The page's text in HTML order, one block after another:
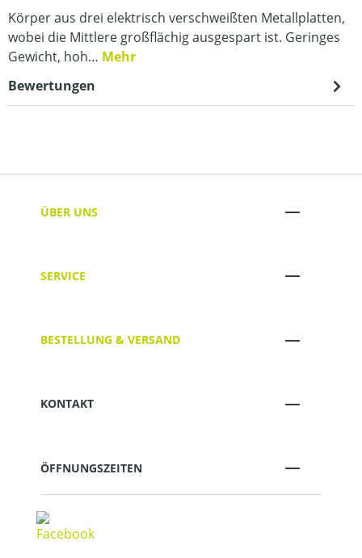
Körper aus drei elektrisch verschweißten Metallplatten,
wobei die Mittlere großflächig ausgespart ist. Geringes
Gewicht, hoh… Mehr
Bewertungen
ÜBER UNS
SERVICE
BESTELLUNG & VERSAND
KONTAKT
ÖFFNUNGSZEITEN